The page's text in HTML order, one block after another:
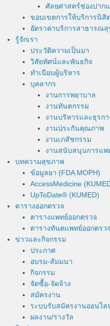
ศัลยศาสตร์ช่องปาก
ขอบเขตการให้บริการนิสิต
อัตราค่าบริการสาธารณสุ
รู้จักเรา
ประวัติความเป็นมา
วิสัยทัศน์และพันธกิจ
ทำเนียบผู้บริหาร
บุคลากร
งานการพยาบาล
งานทันตกรรม
งานบริหารและธุรกา
งานประกันคุณภาพ
งานเภสัชกรรม
งานสนับสนุนการแพ
บทความสุขภาพ
ข้อมูลยา (FDA MOPH)
AccessMedicine
UpToDate® (KUMED)
ตารางออกตรวจ
ตารางแพทย์ออกตรวจ
ตารางทันตแพทย์ออกตรวจ
ข่าวและกิจกรรม
ประกาศ
อบรม-สัมมนา
กิจกรรม
จัดซื้อ-จัดจ้าง
สมัครงาน
ระบบรับสมัครงานออนไล
ผลงาน/รางวัล